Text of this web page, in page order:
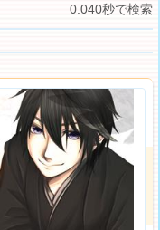
0.040秒で検索